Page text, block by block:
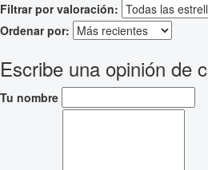
Filtrar por valoración:
Ordenar por:
Escribe una opinión de
Tu nombre